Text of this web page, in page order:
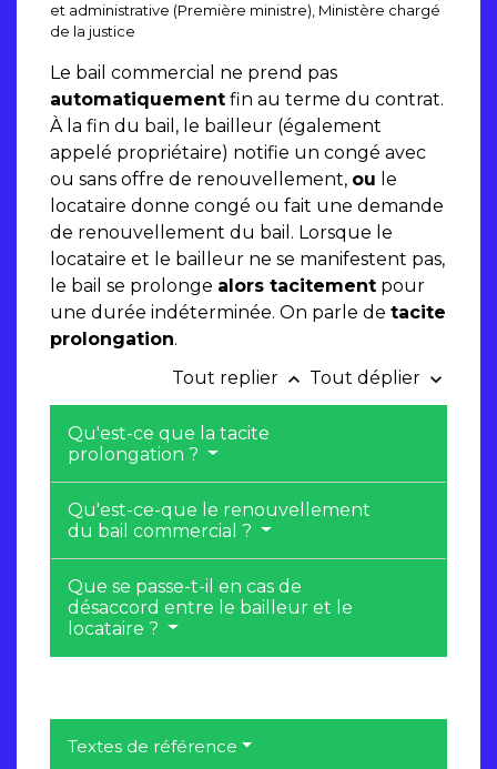
et administrative (Première ministre), Ministère chargé
de la justice
Le bail commercial ne prend pas
automatiquement fin au terme du contrat.
À la fin du bail, le bailleur (également
appelé propriétaire) notifie un congé avec
ou sans offre de renouvellement, ou le
locataire donne congé ou fait une demande
de renouvellement du bail. Lorsque le
locataire et le bailleur ne se manifestent pas,
le bail se prolonge alors tacitement pour
une durée indéterminée. On parle de tacite
prolongation.
Tout replier keyboard_arrow_up Tout déplier keyboard_arrow_down
Qu'est-ce que la tacite
prolongation ?
Qu'est-ce-que le renouvellement
du bail commercial ?
Que se passe-t-il en cas de
désaccord entre le bailleur et le
locataire ?
Textes de référence